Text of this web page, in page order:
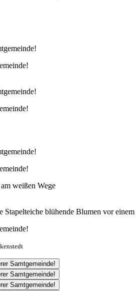
weißen Wege
Samtgemeinde!
Samtgemeinde!
Samtgemeinde!